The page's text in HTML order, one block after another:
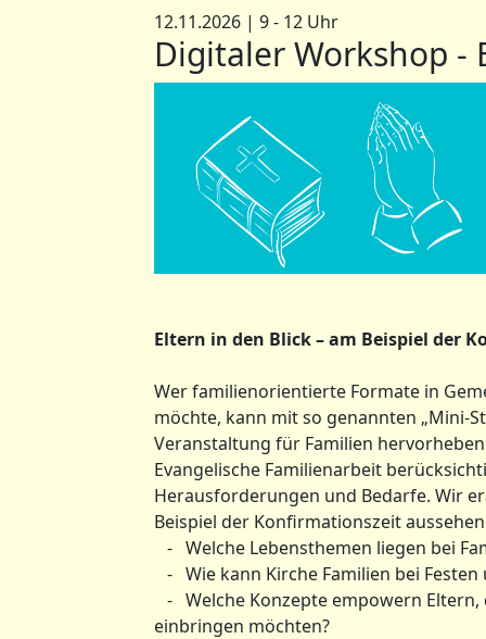
12.11.2026 | 9 - 12 Uhr
Digitaler Workshop
Eltern in den Blick – am Beispiel der
Wer familienorientierte Formate in
möchte, kann mit so genannten „Mini-
Veranstaltung für Familien
Evangelische Familienarbeit
Herausforderungen und Bedarfe. Wir
Beispiel der Konfirmationszeit
- Welche Lebensthemen liegen bei
- Wie kann Kirche Familien bei
- Welche Konzepte empowern Eltern,
einbringen möchten?